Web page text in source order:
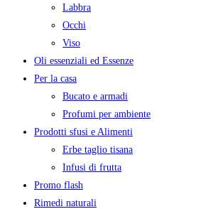
Labbra
Occhi
Viso
Oli essenziali ed Essenze
Per la casa
Bucato e armadi
Profumi per ambiente
Prodotti sfusi e Alimenti
Erbe taglio tisana
Infusi di frutta
Promo flash
Rimedi naturali